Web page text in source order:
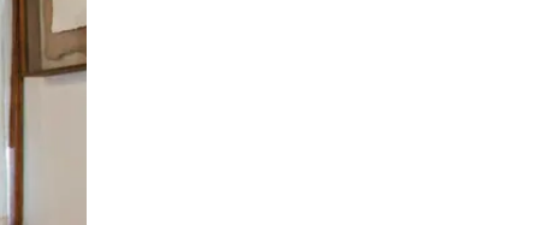
pomocą gestów dotykowych lub przesuwania.